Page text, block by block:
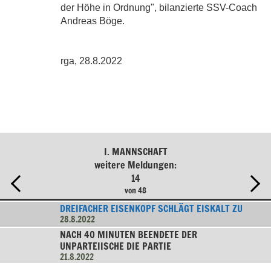
der Höhe in Ordnung", bilanzierte SSV-Coach
Andreas Böge.
rga, 28.8.2022
I. MANNSCHAFT
weitere Meldungen:
14
von 48
DREIFACHER EISENKOPF SCHLÄGT EISKALT ZU
28.8.2022
NACH 40 MINUTEN BEENDETE DER
UNPARTEIISCHE DIE PARTIE
21.8.2022